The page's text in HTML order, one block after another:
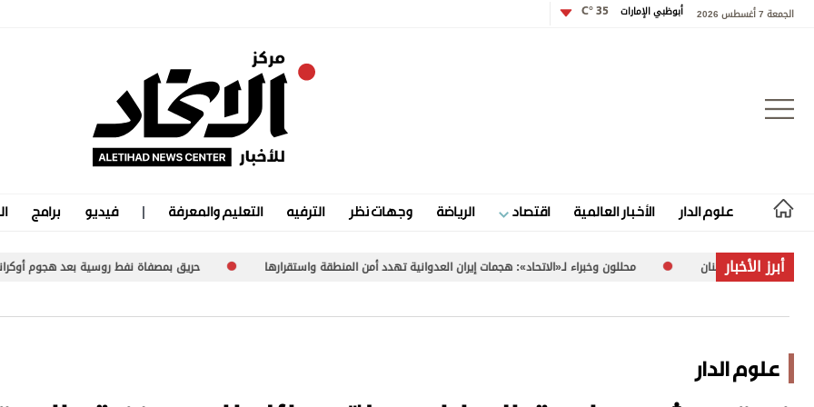
الجمعة 7 أغسطس 2026 أبوظبي الإمارات 35 °C
علوم الدار الأخبار العالمية اقتصاد الرياضة وجهات نظر الترفيه التعليم والمعرفة فيديو برامج
علوم الدار
الرياضة
أبرز الأخبارمحللون وخبراء لـ«الاتحاد»: هجمات إيران العدوانية تهدد أمن المنطقة واستقرارها حريق بمصفاة نفط روسية بعد هجوم أوكراني خبراء
علوم الدار